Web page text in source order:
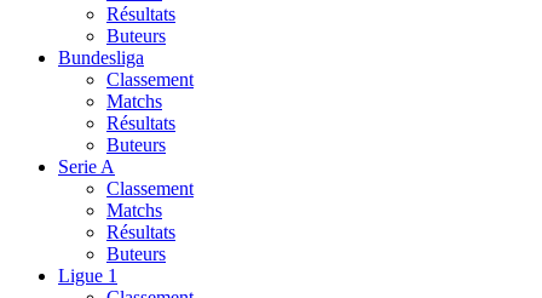
Résultats
Buteurs
Bundesliga
Classement
Matchs
Résultats
Buteurs
Serie A
Classement
Matchs
Résultats
Buteurs
Ligue 1